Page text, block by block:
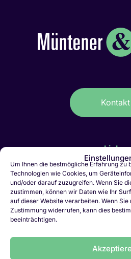
Um Ihnen die bestmögliche Erfahrung zu
Technologien wie Cookies, um
und/oder darauf zuzugreifen. Wenn Sie
zustimmen, können wir Daten wie Ihr
auf dieser Website verarbeiten. Wenn
Zustimmung widerrufen, kann dies
beeinträchtigen.
Kontakt
Links
IT-Stellen
Kaufmännische
Personalvermittlung
Jobletter
Vakanz